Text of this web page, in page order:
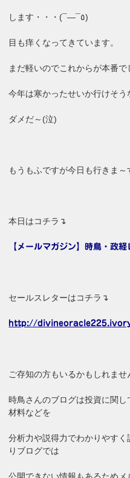
します・・・(¯―¯٥)
目も痒くなってきています。
まだ軽いのでこれからが本番
今年は寒かったせいか行けそ
ダメだ～(泣)
もうもふですが今日も行きま～
本日はコチラ↴
【メールマガジン】時鳥・政経
セールスレターはコチラ↴
http://
ご存知の方もいるかもしれませ
時鳥さんのブログは投資に関
材料などを
分析力や説得力でわかりやす
りブログでは